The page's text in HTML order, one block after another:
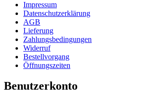
Impressum
Datenschutzerklärung
AGB
Lieferung
Zahlungsbedingungen
Widerruf
Bestellvorgang
Öffnungszeiten
Benutzerkonto